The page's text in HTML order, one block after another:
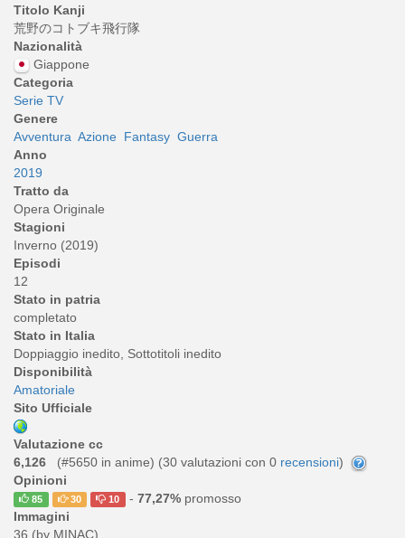
Titolo Kanji
荒野のコトブキ飛行隊
Nazionalità
Giappone
Categoria
Serie TV
Genere
Avventura Azione Fantasy Guerra
Anno
2019
Tratto da
Opera Originale
Stagioni
Inverno (2019)
Episodi
12
Stato in patria
completato
Stato in Italia
Doppiaggio inedito, Sottotitoli inedito
Disponibilità
Amatoriale
Sito Ufficiale
Valutazione cc
6,126
(#5650 in anime) (30 valutazioni con 0 recensioni)
Opinioni
85 30 10 - 77,27%promosso
Immagini
36 (by MINAC)